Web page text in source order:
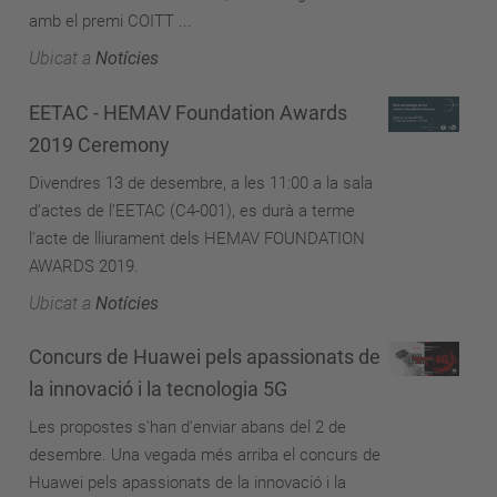
amb el premi COITT ...
Ubicat a Notícies
EETAC - HEMAV Foundation Awards
2019 Ceremony
Divendres 13 de desembre, a les 11:00 a la sala
d’actes de l’EETAC (C4-001), es durà a terme
l'acte de lliurament dels HEMAV FOUNDATION
AWARDS 2019.
Ubicat a Notícies
Concurs de Huawei pels apassionats de
la innovació i la tecnologia 5G
Les propostes s'han d'enviar abans del 2 de
desembre. Una vegada més arriba el concurs de
Huawei pels apassionats de la innovació i la